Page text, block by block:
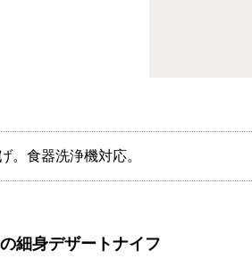
。食器洗浄機対応。
細身デザートナイフ